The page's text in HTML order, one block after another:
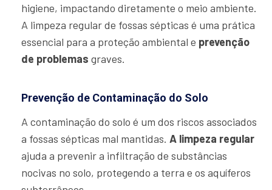
higiene, impactando diretamente o meio ambiente.
A limpeza regular de fossas sépticas é uma prática
essencial para a proteção ambiental e prevenção
de problemas graves.
Prevenção de Contaminação do Solo
A contaminação do solo é um dos riscos associados
a fossas sépticas mal mantidas. A limpeza regular
ajuda a prevenir a infiltração de substâncias
nocivas no solo, protegendo a terra e os aquíferos